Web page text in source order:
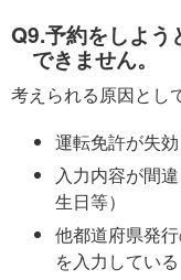
Q9.予約をしよう
できません。
考えられる原因として
運転免許が失
入力内容が間
生日等）
他都道府県発
を入力している